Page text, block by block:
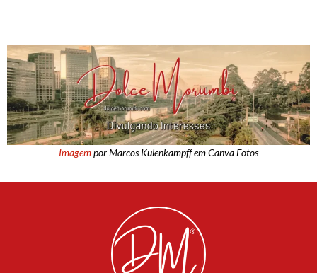
Imagempor Marcos Kulenkampff em Canva Fotos